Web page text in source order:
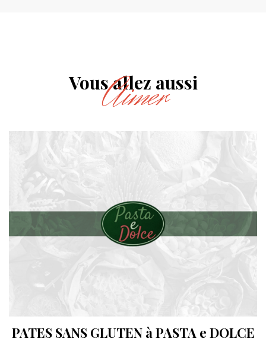
Vous allez aussi
Aimer
PATES SANS GLUTEN à PASTA e DOLCE